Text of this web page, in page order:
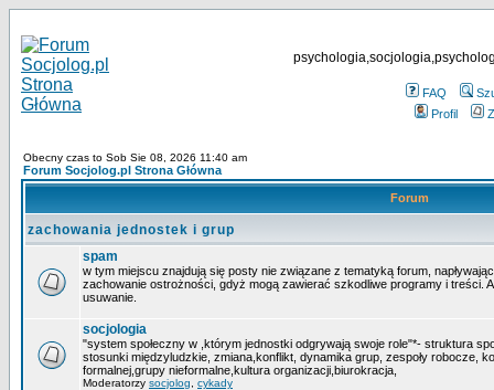
FAQ
Profil
Obecny czas to Sob Sie 08, 2026 11:40 am
Forum Socjolog.pl Strona Główna
Forum
zachowania jednostek i grup
spam
w tym miejscu znajdują się posty nie związane z tematyką forum,
zachowanie ostrożności, gdyż mogą zawierać szkodliwe programy i treści.
usuwanie.
socjologia
"system społeczny w ,którym jednostki odgrywają swoje role"*- struktura
stosunki międzyludzkie, zmiana,konflikt, dynamika grup, zespoły robocze,
formalnej,grupy nieformalne,kultura organizacji,biurokracja,
Moderatorzy socjolog cykady